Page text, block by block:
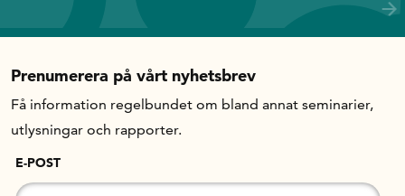
Handelsrådet Play
Prenumerera på vårt nyhetsbrev
Få information regelbundet om bland annat seminarier,
utlysningar och rapporter.
E-POST